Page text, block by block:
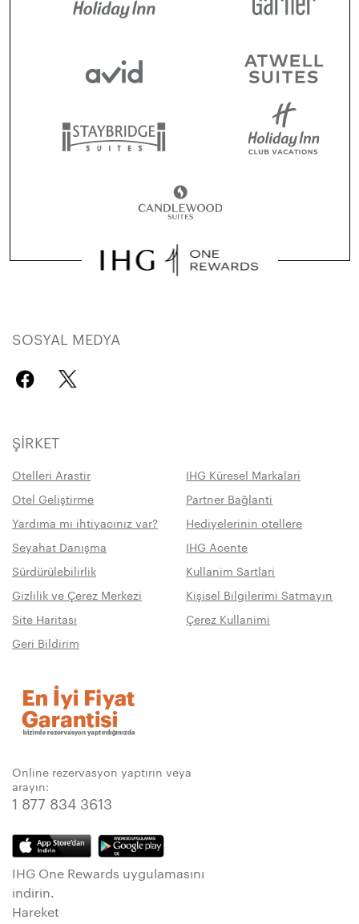
SOSYAL MEDYA
ŞIRKET
Otelleri Arastir
IHG Küresel Markalari
Otel Geliştirme
Partner Bağlanti
Yardıma mı ihtiyacınız var?
Hediyelerinin otellere
Seyahat Danışma
IHG Acente
Sürdürülebilirlik
Kullanim Sartlari
Gizlilik ve Çerez Merkezi
Kişisel Bilgilerimi Satmayın
Site Haritası
Çerez Kullanimi
Geri Bildirim
Online rezervasyon yaptırın veya
arayın:
1 877 834 3613
IHG One Rewards uygulamasını
indirin.
Hareket